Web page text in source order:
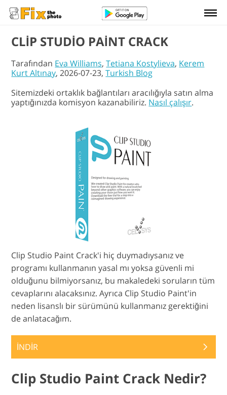
CLIP STUDIO PAINT CRACK
Tarafından Eva Williams,Tetiana Kostylieva, Kerem
Kurt Altınay, 2026-07-23,Turkish Blog
Sitemizdeki ortaklık bağlantıları aracılığıyla satın alma
yaptığınızda komisyon kazanabiliriz. Nasıl çalışır.
Clip Studio Paint Crack'i hiç duymadıysanız ve
programı kullanmanın yasal mı yoksa güvenli mi
olduğunu bilmiyorsanız, bu makaledeki soruların tüm
cevaplarını alacaksınız. Ayrıca Clip Studio Paint'in
neden lisanslı bir sürümünü kullanmanız gerektiğini
de anlatacağım.
İNDİR
Clip Studio Paint Crack Nedir?